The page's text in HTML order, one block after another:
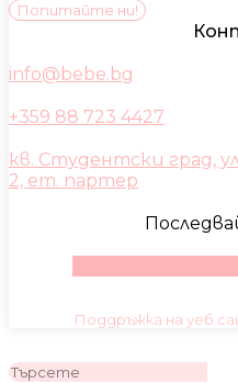
Попитайте ни!
info@bebe.bg
+359 88 723 4427
кв. Студентски град,
2, ет. партер
Поддръжка на уеб